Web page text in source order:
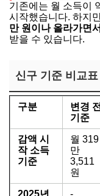
기존에는 월 소득이
시작했습니다. 하지
만 원이나 올라가면
받을 수 있습니다.
신구 기준 비교
구분
변경 전
기준
감액 시
작 소득
기준
월 319
만
3,511
원